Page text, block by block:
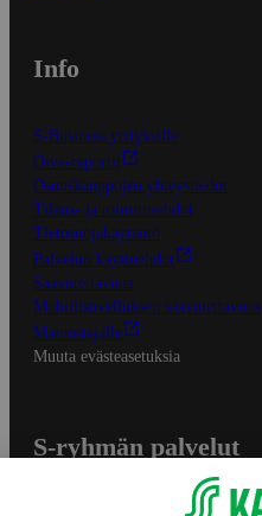
Info
S-Business yrityksille
Oiva-raportit
Osuuskauppojen yhteystiedot
Tilaus- ja toimitusehdot
Tietosuojakäytäntö
Palvelun käyttöehdot
Saavutettavuus
Mobiilisovelluksen saavutettavuus
Mainostajalle
Muuta evästeasetuksia
S-ryhmän palvelut